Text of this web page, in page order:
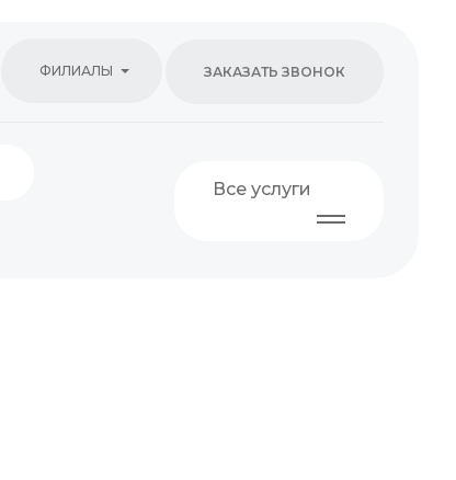
ФИЛИАЛЫ ЗАКАЗАТЬ ЗВОНОК
Все услуги